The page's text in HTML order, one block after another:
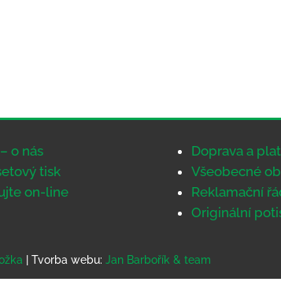
o nás
tisk
on-line
Doprava a
Všeobecné
Reklamační
Originální
| Tvorba webu: Jan Barbořík & team